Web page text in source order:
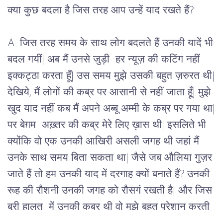
क्या कुछ बदला है जिस तरह आप उन्हें याद रखते हैं?
A: जिस तरह समय के साथ लोग बदलते हैं उनकी यादें भी
बदल गयीं| अब मैं उनसे जुड़ी हर न्यूज़ की कटिंग नहीं
इक्कट्ठा करता हूँ| उस समय मुझे उसकी बहुत ज़रुरत थी|
देखिये, मैं लोगों की कब्र पर आसानी से नहीं जाता हूँ| मुझे
खुद याद नहीं कब मैं अपने अब्बू अम्मी के कब्र पर गया था|
पर बेग़म अख़्तर की कब्र मेरे लिए ख़ास थी| इसलिते भी
क्योंकि वो एक उनकी आखिरी असली जगह थी जहां मैं
उनके साथ समय बिता सकता था| जैसे जब औलिया गुज़र
जाते हैं तो हम उनकी याद में दरगाह क्यों बनाते हैं? उनकी
रूह की रौशनी उनकी जगह को रौसगं रखती है| और जिस
बुरी हालत में उनकी कब्र थी वो मुझे बहुत परेशान करती